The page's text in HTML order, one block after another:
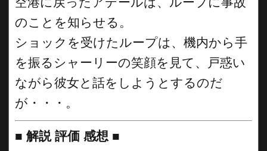
のことを知らせる。
ショックを受けたループは、機内から手
を振るシャーリーの笑顔を見て、戸惑い
ながら彼女と話をしようとするのだ
が・・・。
■ 解説 評価 感想 ■